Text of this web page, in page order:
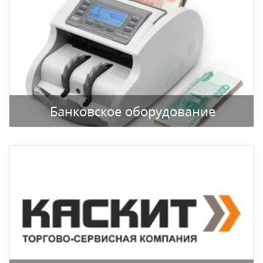
Банковское оборудование